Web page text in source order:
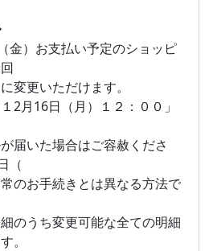
金）お支払い予定のショッピ
変更いただけます。
2月16日（月）１２：００」
届いた場合はご容赦くださ
（
のお手続きとは異なる方法で
のうち変更可能な全ての明細
。